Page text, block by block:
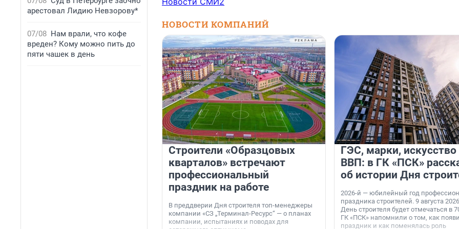
арестовал Лидию Невзорову*
07/08 Нам врали, что кофе
вреден? Кому можно пить до
пяти чашек в день
НОВОСТИ КОМПАНИЙ
Строители «Образцовых
кварталов» встречают
профессиональный
праздник на работе
В преддверии Дня строителя топ-менеджеры
компании «СЗ „Терминал-Ресурс“ — о планах
компании, испытаниях и поводах для
ГЭС, марки, искусство
ВВП: в ГК «ПСК»
об истории Дня
2026-й — юбилейный год
праздника строителей. 9 августа
День строителя будет отмечаться в
ГК «ПСК» напомнили о том, как
праздник и как поменялась роль